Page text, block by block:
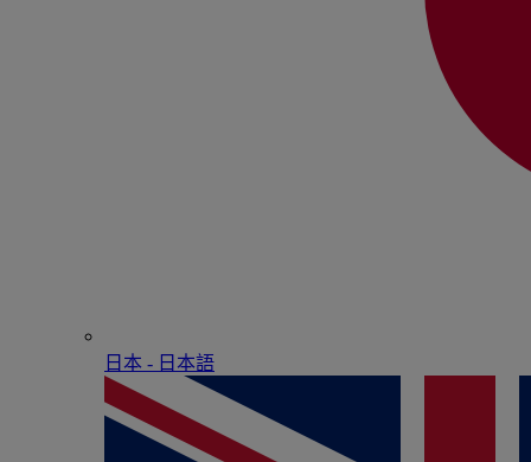
日本 - ⽇本語